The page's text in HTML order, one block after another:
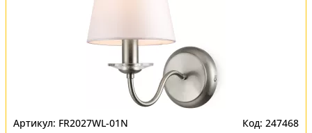
FR2027WL-01N 247468